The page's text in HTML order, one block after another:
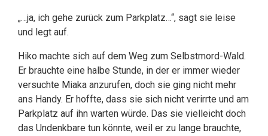
„…ja, ich gehe zurück zum Parkplatz…“, sagt sie leise
und legt auf.
Hiko machte sich auf dem Weg zum Selbstmord-Wald.
Er brauchte eine halbe Stunde, in der er immer wieder
versuchte Miaka anzurufen, doch sie ging nicht mehr
ans Handy. Er hoffte, dass sie sich nicht verirrte und am
Parkplatz auf ihn warten würde. Das sie vielleicht doch
das Undenkbare tun könnte, weil er zu lange brauchte,